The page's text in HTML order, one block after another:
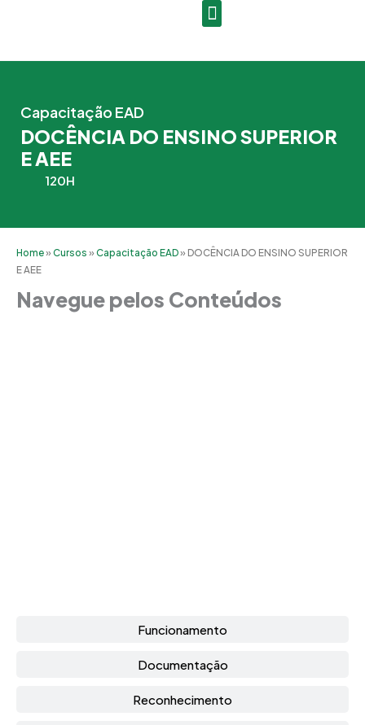
Capacitação EAD
DOCÊNCIA DO ENSINO SUPERIOR
E AEE
120H
Home»Cursos »Capacitação EAD» DOCÊNCIA DO ENSINO SUPERIOR
E AEE
Navegue pelos Conteúdos
Funcionamento
Documentação
Reconhecimento